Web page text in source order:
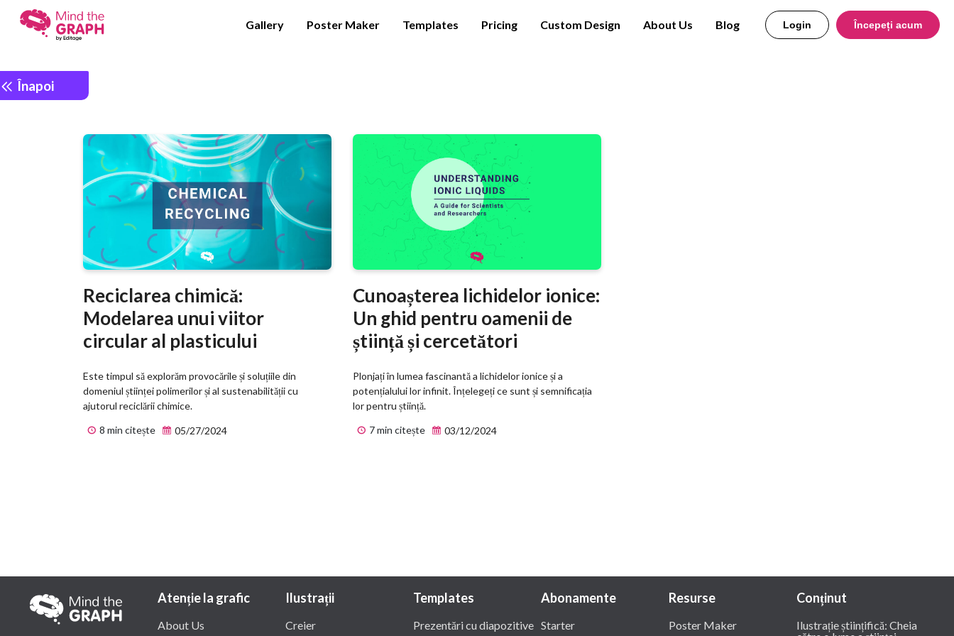
Gallery Poster Maker Templates Pricing Custom Design About Us Blog Login Începeți acum
Înapoi
Reciclarea chimică:
Modelarea unui viitor
circular al plasticului
Este timpul să explorăm provocările și soluțiile din
domeniul științei polimerilor și al sustenabilității cu
ajutorul reciclării chimice.
8 min citește
05/27/2024
Cunoașterea lichidelor ionice:
Un ghid pentru oamenii de
știință și cercetători
Plonjați în lumea fascinantă a lichidelor ionice și a
potențialului lor infinit. Înțelegeți ce sunt și semnificația
lor pentru știință.
7 min citește
03/12/2024
Atenție la grafic
About Us
Ilustrații
Creier
Templates
Prezentări cu diapozitive
Abonamente
Starter
Resurse
Poster Maker
Conținut
Ilustrație științifică: Cheia